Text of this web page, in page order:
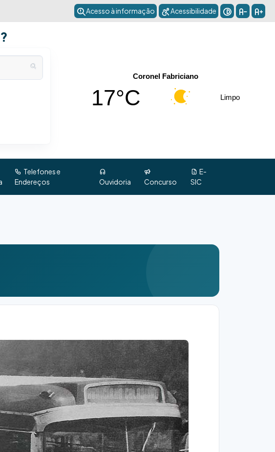
Acesso à informação Acessibilidade
Coronel Fabriciano
17°C Limpo
Telefones e
Endereços
Ouvidoria Concurso
E-
SIC